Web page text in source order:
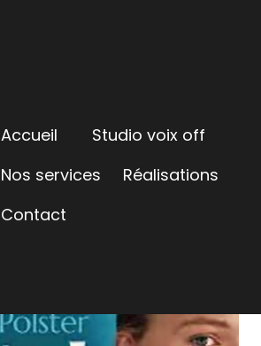
Accueil
Studio voix off
Nos services
Réalisations
Contact